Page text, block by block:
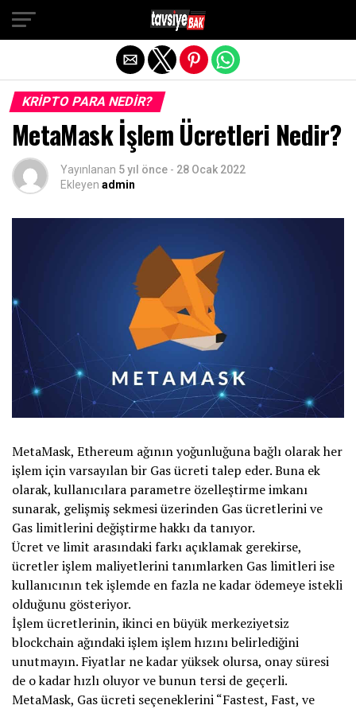
KRIPTO PARA NEDIR?
MetaMask İşlem Ücretleri Nedir?
Yayınlanan 5 yıl önce - 28 Ocak 2022
Ekleyen admin
MetaMask, Ethereum ağının yoğunluğuna bağlı olarak her
işlem için varsayılan bir Gas ücreti talep eder. Buna ek
olarak, kullanıcılara parametre özelleştirme imkanı
sunarak, gelişmiş sekmesi üzerinden Gas ücretlerini ve
Gas limitlerini değiştirme hakkı da tanıyor.
Ücret ve limit arasındaki farkı açıklamak gerekirse,
ücretler işlem maliyetlerini tanımlarken Gas limitleri ise
kullanıcının tek işlemde en fazla ne kadar ödemeye istekli
olduğunu gösteriyor.
İşlem ücretlerinin, ikinci en büyük merkeziyetsiz
blockchain ağındaki işlem işlem hızını belirlediğini
unutmayın. Fiyatlar ne kadar yüksek olursa, onay süresi
de o kadar hızlı oluyor ve bunun tersi de geçerli.
MetaMask, Gas ücreti seçeneklerini “Fastest, Fast, ve
Exit mobile version